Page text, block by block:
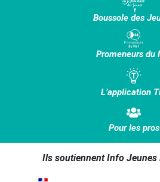
Boussole des
Promeneurs du
L’application
Pour les pros
Ils soutiennent Info Jeunes